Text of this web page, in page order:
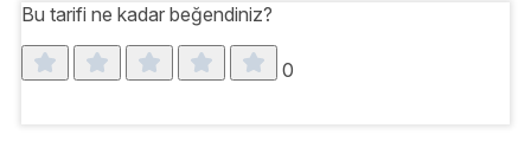
Bu tarifi ne kadar beğendiniz?
0